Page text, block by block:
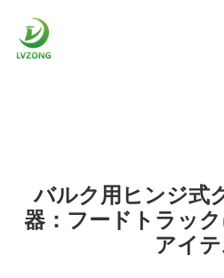
バルク用ヒンジ式
器：フードトラッ
アイ